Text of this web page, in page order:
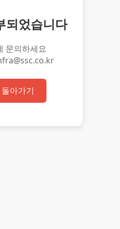
되었습니다
문의하세요
아가기